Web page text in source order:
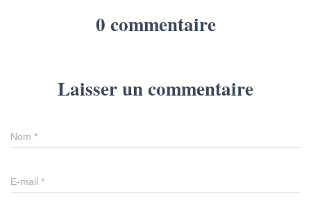
0 commentaire
Laisser un commentaire
Nom *
E-mail *